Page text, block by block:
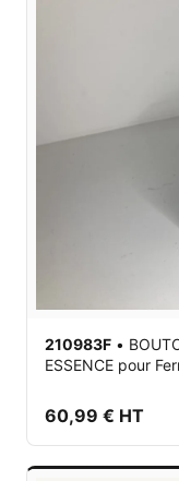
210983F •
ESSENCE pour
60,99 € HT